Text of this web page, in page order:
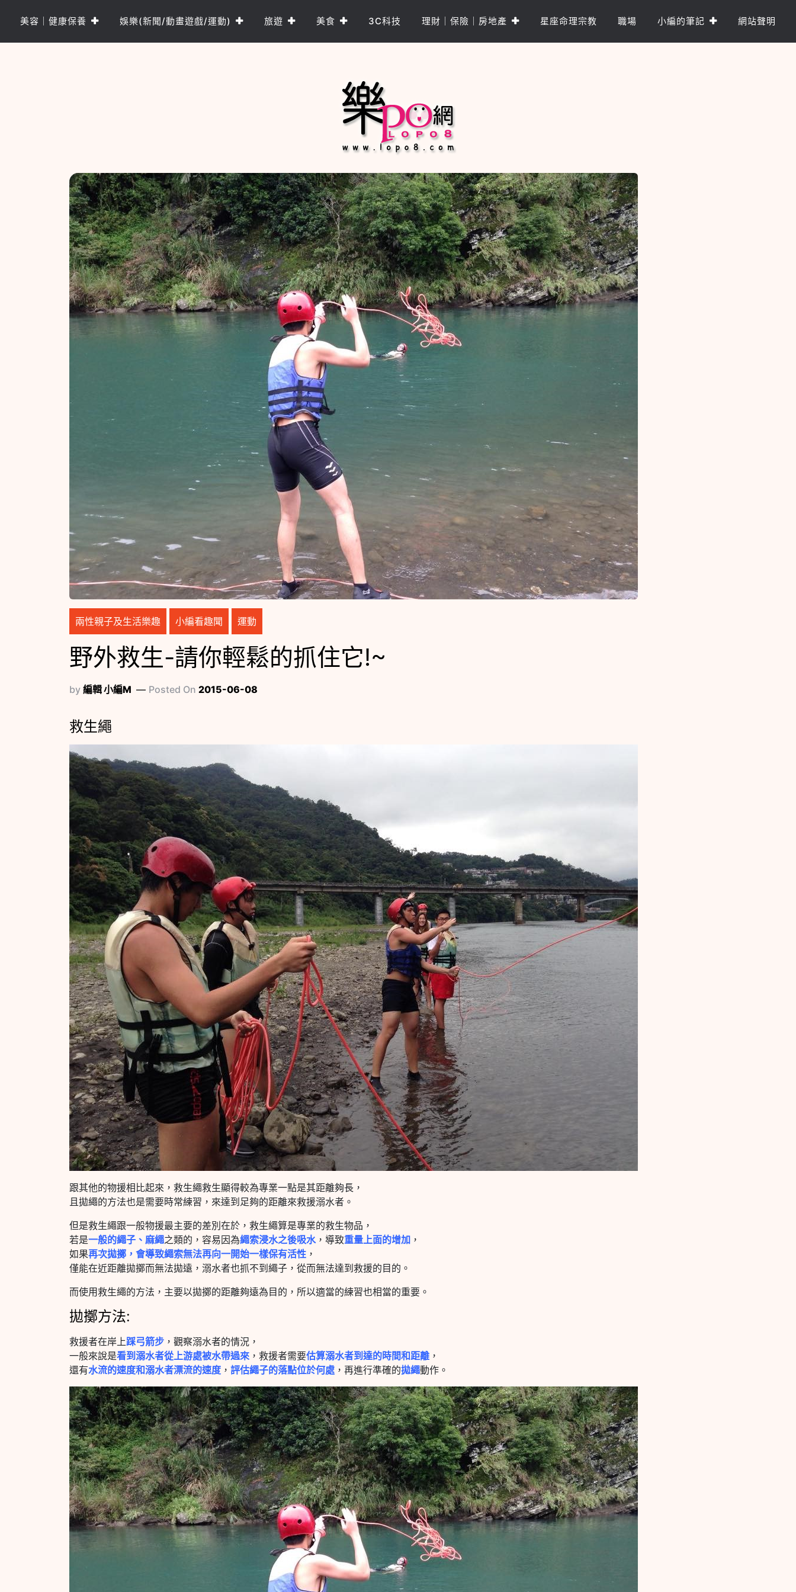
美容｜健康保養 娛樂(新聞/動畫遊戲/運動) 旅遊 美食 3C科技 理財｜保險｜房地產 星座命理宗教 職場 小編的筆記 網站聲明
樂PO網
分享你的樂事，樂PO吧~
兩性親子及生活樂趣 小編看趣聞 運動
野外救生-請你輕鬆的抓住它!~
by 編輯 小編M Posted On 2015-06-08
救生繩
跟其他的物援相比起來，救生繩救生顯得較為專業一點是其距離夠長，
且拋繩的方法也是需要時常練習，來達到足夠的距離來救援溺水者。
但是救生繩跟一般物援最主要的差別在於，救生繩算是專業的救生物品，
若是一般的繩子、麻繩之類的，容易因為繩索浸水之後吸水，導致重量上面的增加 ，
如果再次拋擲，會導致繩索無法再向一開始一樣保有活性 ，
僅能在近距離拋擲而無法拋遠，溺水者也抓不到繩子，從而無法達到救援的目的。
而使用救生繩的方法，主要以拋擲的距離夠遠為目的，所以適當的練習也相當的重要。
拋擲方法:
救援者在岸上踩弓箭步 ，觀察溺水者的情況，
一般來說是看到溺水者從上游處被水帶過來 ，救援者需要估算溺水者到達的時間和距離 ，
還有水流的速度和溺水者漂流的速度 ， 評估繩子的落點位於何處 ，再進行準確的拋繩動作。